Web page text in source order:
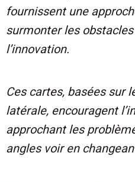
fournissent une
surmonter les
l’innovation.
Ces cartes, basées sur le concept de pensée
latérale, encouragent
approchant les
angles voir en